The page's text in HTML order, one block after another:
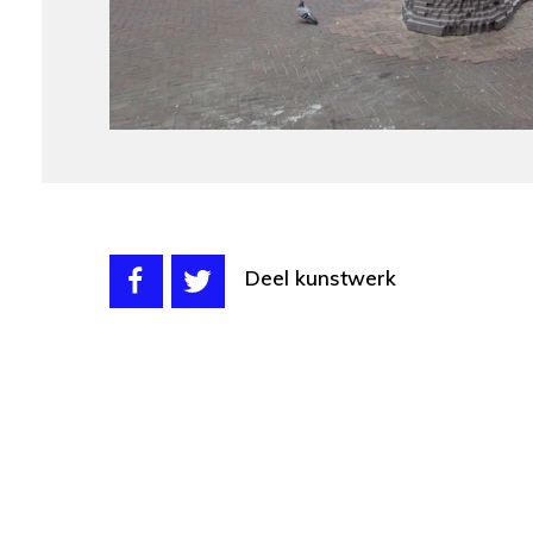
Deel kunstwerk